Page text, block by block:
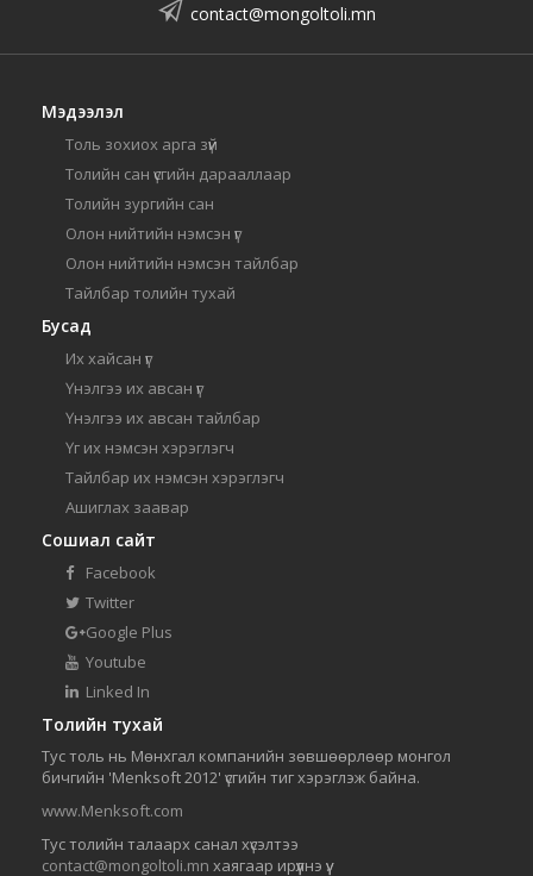
contact@mongoltoli.mn
Мэдээлэл
Толь зохиох арга зүй
Толийн сан үсгийн дарааллаар
Толийн зургийн сан
Олон нийтийн нэмсэн үг
Олон нийтийн нэмсэн тайлбар
Тайлбар толийн тухай
Бусад
Их хайсан үг
Үнэлгээ их авсан үг
Үнэлгээ их авсан тайлбар
Үг их нэмсэн хэрэглэгч
Тайлбар их нэмсэн хэрэглэгч
Ашиглах заавар
Сошиал сайт
Facebook
Twitter
Google Plus
Youtube
Linked In
Толийн тухай
Тус толь нь Мөнхгал компанийн зөвшөөрлөөр монгол
бичгийн 'Menksoft 2012' үсгийн тиг хэрэглэж байна.
www.Menksoft.com
Тус толийн талаарх санал хүсэлтээ
contact@mongoltoli.mn хаягаар ирүүлнэ үү.